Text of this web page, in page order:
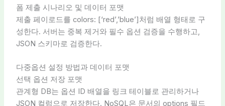
폼 제출 시나리오 및 데이터 포맷
제출 페이로드를 colors: [‘red’,’blue’]처럼 배열 형태로 구
성한다. 서버는 중복 제거와 필수 옵션 검증을 수행하고,
JSON 스키마로 검증한다.
다중옵션 설정 방법과 데이터 포맷
선택 옵션 저장 포맷
관계형 DB는 옵션 ID 배열을 링크 테이블로 관리하거나
JSON 컬럼으로 저장한다. NoSQL은 문서의 options 필드